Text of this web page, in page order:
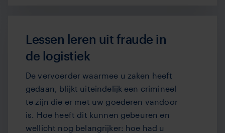
Lessen leren uit fraude in
de logistiek
De vervoerder waarmee u zaken heeft
gedaan, blijkt uiteindelijk een crimineel
te zijn die er met uw goederen vandoor
is. Hoe heeft dit kunnen gebeuren en
wellicht nog belangrijker: hoe had u